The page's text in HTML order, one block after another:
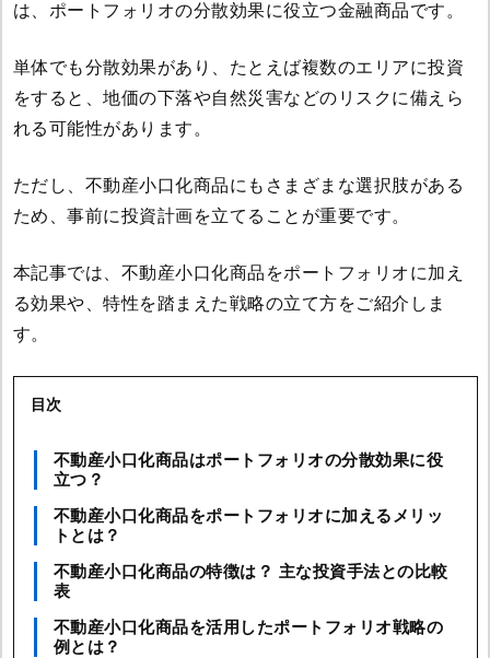
は、ポートフォリオの分散効果に役立つ金融商品です。
単体でも分散効果があり、たとえば複数のエリアに投資
をすると、地価の下落や自然災害などのリスクに備えら
れる可能性があります。
ただし、不動産小口化商品にもさまざまな選択肢がある
ため、事前に投資計画を立てることが重要です。
本記事では、不動産小口化商品をポートフォリオに加え
る効果や、特性を踏まえた戦略の立て方をご紹介しま
す。
目次
不動産小口化商品はポートフォリオの分散効果に役
立つ？
不動産小口化商品をポートフォリオに加えるメリッ
トとは？
不動産小口化商品の特徴は？ 主な投資手法との比較
表
不動産小口化商品を活用したポートフォリオ戦略の
例とは？